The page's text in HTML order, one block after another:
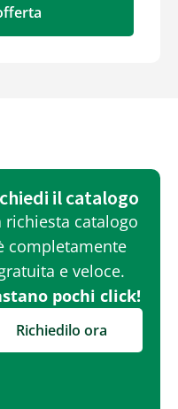
il catalogo
richiesta catalogo
completamente
e veloce.
pochi click!
Richiedilo ora